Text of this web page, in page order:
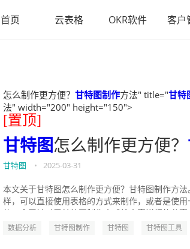
首页 云表格 OKR软件 客户
怎么制作更方便？ 甘特图制作方法" title="甘特
法" width="200" height="150">
[置顶]
甘特图怎么制作更方便？
甘特图 • 2025-03-31
本文关于甘特图怎么制作更方便？甘特图制作方
样，可以直接使用表格的方式来制作，或者是使
数据分析 甘特图制作 甘特图 甘特图工具